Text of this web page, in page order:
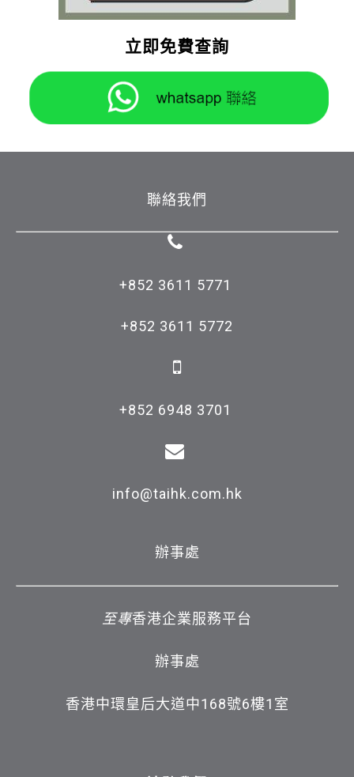
立即免費查詢
聯絡我們
+852 3611 5771
+852 3611 5772
+852 6948 3701
info@taihk.com.hk
辦事處
至專香港企業服務平台
辦事處
香港中環皇后大道中168號6樓1室